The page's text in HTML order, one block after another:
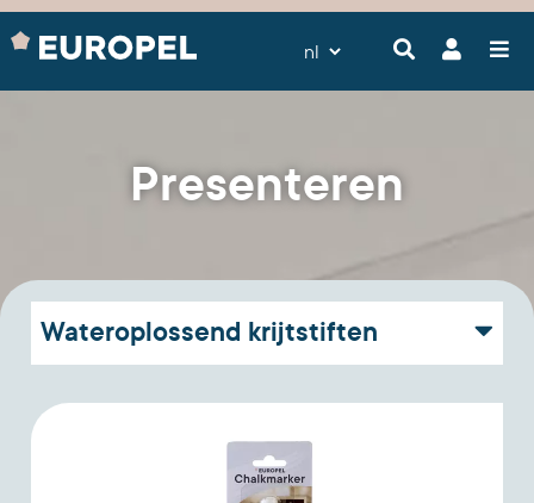
Presenteren
Wateroplossend krijtstiften